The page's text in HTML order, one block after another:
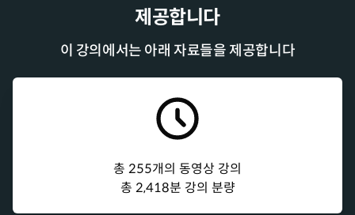
제공합니다
이 강의에서는 아래 자료들을 제공합니다
총 255개의 동영상 강의
총 2,418분 강의 분량